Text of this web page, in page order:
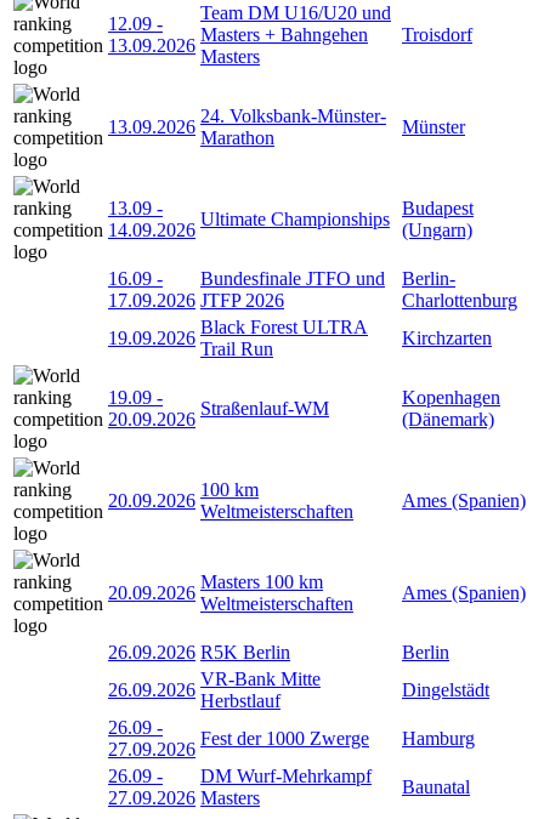
12.09 -
13.09.2026
Team DM U16/U20 und
Masters + Bahngehen
Masters
Troisdorf
13.09.2026
24. Volksbank-Münster-
Marathon
Münster
13.09 -
14.09.2026
Ultimate Championships
Budapest
(Ungarn)
16.09 -
17.09.2026
Bundesfinale JTFO und
JTFP 2026
Berlin-
Charlottenburg
19.09.2026
Black Forest ULTRA
Trail Run
Kirchzarten
19.09 -
20.09.2026
Straßenlauf-WM
Kopenhagen
(Dänemark)
20.09.2026
100 km
Weltmeisterschaften
Ames (Spanien)
20.09.2026
Masters 100 km
Weltmeisterschaften
Ames (Spanien)
26.09.2026 R5K Berlin
Berlin
26.09.2026
VR-Bank Mitte
Herbstlauf
Dingelstädt
26.09 -
27.09.2026
Fest der 1000 Zwerge
Hamburg
26.09 -
27.09.2026
DM Wurf-Mehrkampf
Masters
Baunatal